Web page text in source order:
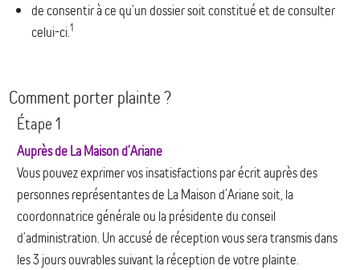
de consentir à ce qu’un dossier soit constitué et de consulter
celui-ci.1
Comment porter plainte ?
Étape 1
Auprès de La Maison d’Ariane
Vous pouvez exprimer vos insatisfactions par écrit auprès des
personnes représentantes de La Maison d’Ariane soit, la
coordonnatrice générale ou la présidente du conseil
d’administration. Un accusé de réception vous sera transmis dans
les 3 jours ouvrables suivant la réception de votre plainte.